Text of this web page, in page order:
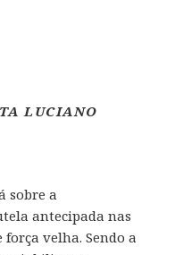
LUCIANO
sobre a
antecipada nas
força velha. Sendo a